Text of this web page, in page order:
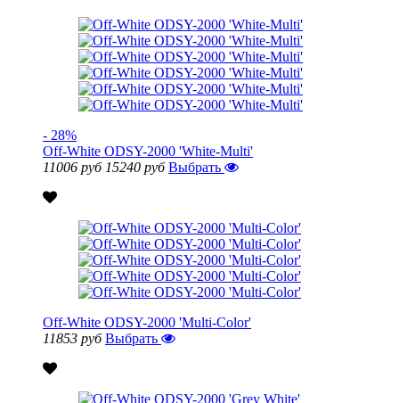
- 28%
Off-White ODSY-2000 'White-Multi'
11006 руб 15240 руб Выбрать
Off-White ODSY-2000 'Multi-Color'
11853 руб Выбрать